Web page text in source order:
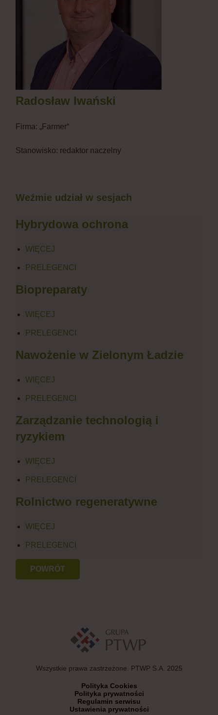
Radosław Iwański
Firma: „Farmer“
Stanowisko: redaktor naczelny
Weźmie udział w sesjach
Hybrydowa ochrona
WIĘCEJ
PRELEGENCI
Biopreparaty
WIĘCEJ
PRELEGENCI
Nawożenie w Zielonym Ładzie
WIĘCEJ
PRELEGENCI
Zarządzanie technologią i
ryzykiem
WIĘCEJ
PRELEGENCI
Rolnictwo regeneratywne
WIĘCEJ
PRELEGENCI
POWRÓT
Wszystkie prawa zastrzeżone. PTWP S.A. 2025
Polityka Cookies
Polityka prywatności
Regulamin serwisu
Ustawienia prywatności